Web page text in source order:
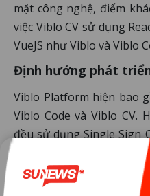
mặt công nghệ, điểm
việc Viblo CV sử dụng
VueJS như Viblo và Viblo
Định hướng phát
Viblo Platform hiện bao
Viblo Code và Viblo CV.
đều sử dụng Single Sign
chung một tài khoản
dịch vụ Viblo Accounts
Thực chất, bản thân dữ